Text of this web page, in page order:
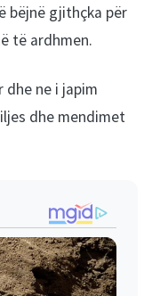
bëjnë gjithçka për
të ardhmen.
dhe ne i japim
dhe mendimet